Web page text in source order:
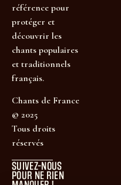
référence pour
protéger et
découvrir les
chants populaires
et traditionnels
français.
Chants de France
© 2025
Tous droits
réservés
SUIVEZ-NOUS
POUR NE RIEN